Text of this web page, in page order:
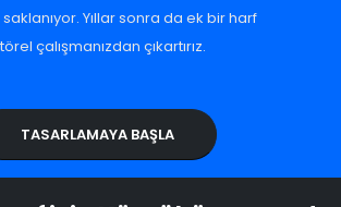
saklanıyor. Yıllar sonra da ek bir harf
çalışmanızdan çıkartırız.
TASARLAMAYA BAŞLA